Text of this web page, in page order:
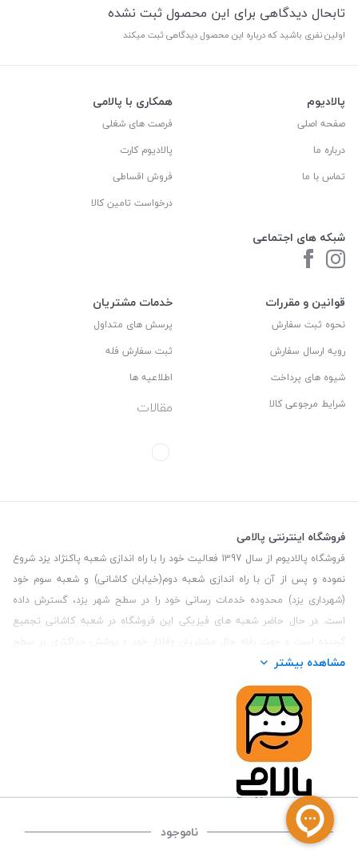
تابحال دیدگاهی برای این محصول ثبت نشده
اولین نفری باشید که درباره این محصول دیدگاهی ثبت میکند
ناموجود
پالادیوم
صفحه اصلی
درباره ما
تماس با ما
شبکه های اجتماعی
همکاری با پالامی
فرصت های شغلی
پالادیوم کارت
فروش اقساطی
درخواست تامین کالا
قوانین و مقررات
نحوه ثبت سفارش
رویه ارسال سفارش
شیوه های پرداخت
شرایط مرجوعی کالا
خدمات مشتریان
پرسش های متداول
ثبت سفارش فله
اطلاعیه ها
مقالات
فروشگاه اینترنتی پالامی
فروشگاه پالادیوم از سال 1397 فعالیت خود را با راه اندازی شعبه پاکنژاد یزد شروع
نموده و پس از آن با راه اندازی شعبه دوم(خیابان کاشانی) و شعبه سوم خود
(شهرداری یزد) محدوده خدمات رسانی خود را در سطح شهر یزد، گسترش داده
است. در حال حاضر شعبه های فیزیکی این فروشگاه در شعبه کاشانی تجمیع
گردیده است و جهت رفاه حال مشتریان وفادار خود و پوشش حداکثری در سطح
استان یزد و همچنین مشتریان سطح کشور، فروشگاه اینترنتی پالامی را راه اندازی
نموده است. هدف فروشگاه اینترنتی پالامی فراهم نمودن یک خرید اینترنتی
مطمئن، با کالاهای متنوع، باکیفیت و دارای قیمت مناسب می باشد که مشتری
بتواند در مدت زمان کوتاه کالاهای خود را سفارش داده و در زمان مورد نظر خود
تحویل بگیرد و در صورت وجود عدم تطابق سفارش و کالای تحویل شده ضمانت
بازگشت کالا هم داشته باشد. سابقه درخشان در فروش حضوری و جذب مشتریان و
انعقاد قرارداد با ارگان های دولتی و خصوصی از افتخارات این مجموعه می باشد.
یکی از مهم‌ترین دغدغه‌های کاربران خرید اینترنتی، این است که کالای خریداری
شده در زمان مورد نظر آنها بدستشان برسد، لذا فروشگاه اینترنتی پالامی این
قابلیت را دارد تا علاوه بر روش تعیین روز و ساعت تحویل سفارش به مشتری،
مشاهده بیشتر